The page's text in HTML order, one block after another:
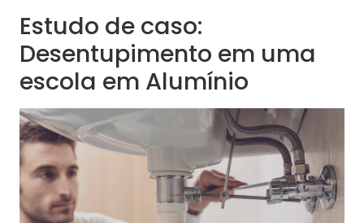
Estudo de caso:
Desentupimento em uma
escola em Alumínio